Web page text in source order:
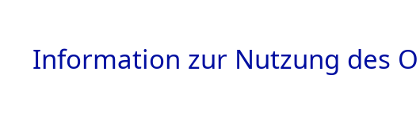
Information zur Nutzung des